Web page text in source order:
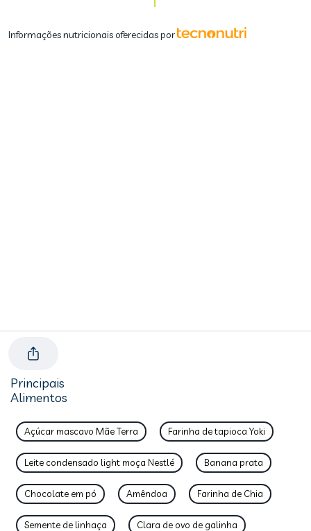
Informações nutricionais oferecidas por
Principais
Alimentos
Açúcar mascavo Mãe Terra Farinha de tapioca Yoki
Leite condensado light moça Nestlé Banana prata
Chocolate em pó Amêndoa Farinha de Chia
Semente de linhaça Clara de ovo de galinha